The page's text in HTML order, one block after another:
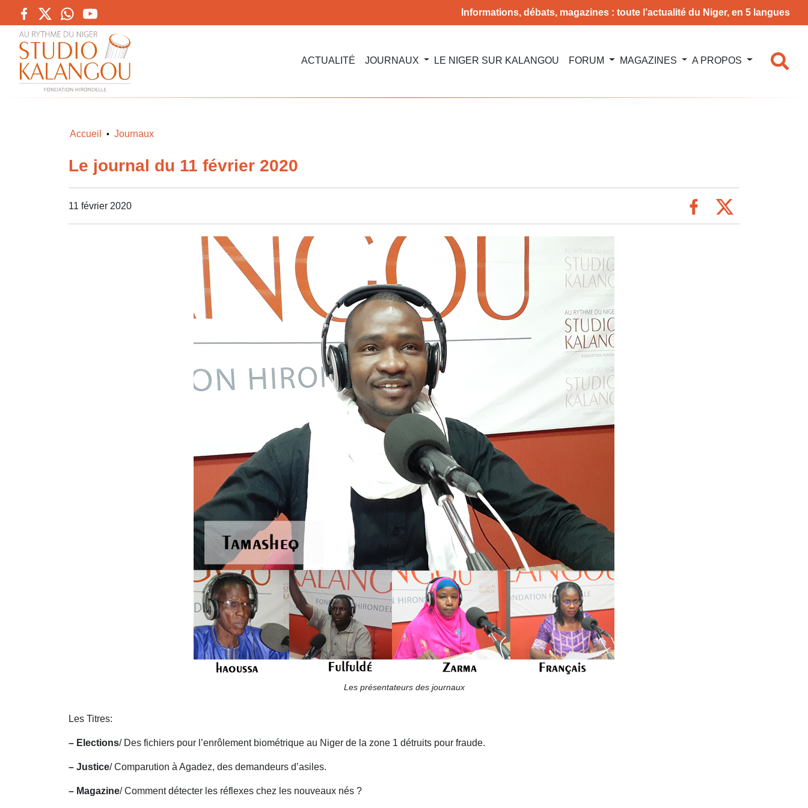
Informations, débats, magazines : toute l’actualité du Niger, en 5 langues
ACTUALITÉ JOURNAUX LE NIGER SUR KALANGOU FORUM MAGAZINES A PROPOS
Accueil • Journaux
Le journal du 11 février 2020
11 février 2020
Les présentateurs des journaux
Les Titres:
– Elections/ Des fichiers pour l’enrôlement biométrique au Niger de la zone 1 détruits pour fraude.
– Justice/ Comparution à Agadez, des demandeurs d’asiles.
– Magazine/ Comment détecter les réflexes chez les nouveaux nés ?